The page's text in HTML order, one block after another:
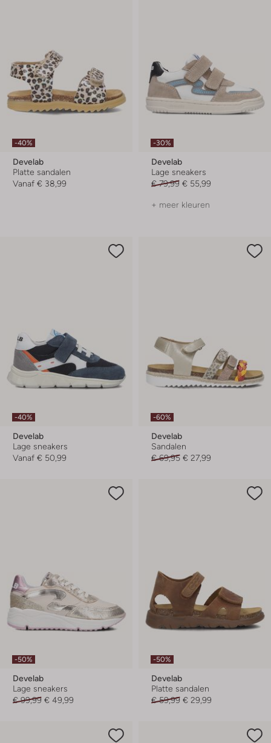
-40%
Develab
Platte sandalen
Vanaf € 38,99
-30%
Develab
Lage sneakers
€ 79,99 € 55,99
+ meer kleuren
-40%
Develab
Lage sneakers
Vanaf € 50,99
-60%
Develab
Sandalen
€ 69,95 € 27,99
-50%
Develab
Lage sneakers
€ 99,99 € 49,99
-50%
Develab
Platte sandalen
€ 59,99 € 29,99